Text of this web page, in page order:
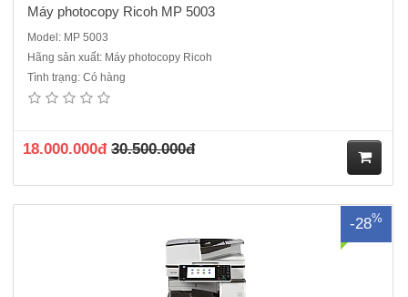
Máy photocopy Ricoh MP 5003
Model: MP 5003
Hãng sản xuất: Máy photocopy Ricoh
Tình trạng: Có hàng
18.000.000đ 30.500.000đ
ua
-28%
Máy Photocopy Ricoh MP 5502 - Dòng máy cũ nhập khẩu sản xuất
năm 2014/2015 Chức năng chính : Photocopy laser đen trắng - in